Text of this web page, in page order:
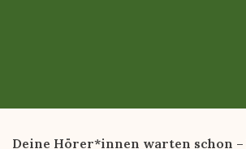
Deine Hörer*innen warten schon –